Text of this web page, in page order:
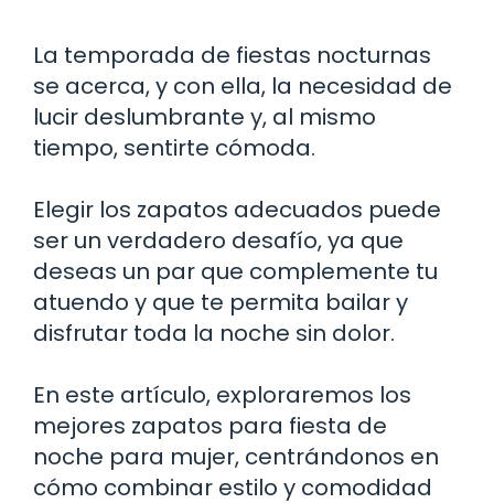
La temporada de fiestas nocturnas
se acerca, y con ella, la necesidad de
lucir deslumbrante y, al mismo
tiempo, sentirte cómoda.
Elegir los zapatos adecuados puede
ser un verdadero desafío, ya que
deseas un par que complemente tu
atuendo y que te permita bailar y
disfrutar toda la noche sin dolor.
En este artículo, exploraremos los
mejores zapatos para fiesta de
noche para mujer, centrándonos en
cómo combinar estilo y comodidad